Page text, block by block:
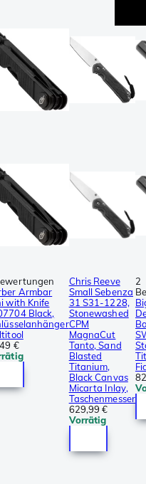
Armbar
with Knife
Black,
€
Chris Reeve
Small Sebenza
31 S31-1228,
Stonewashed
CPM
MagnaCut
Tanto, Sand
Blasted
Titanium,
Black Canvas
Micarta Inlay,
Taschenmesser
629,99 €
Vorrätig
2